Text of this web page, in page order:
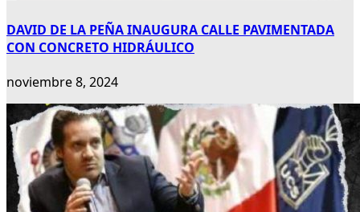
DAVID DE LA PEÑA INAUGURA CALLE PAVIMENTADA
CON CONCRETO HIDRÁULICO
noviembre 8, 2024